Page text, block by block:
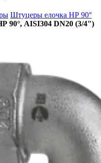
Штуцеры елочка НР 90°
90°, AISI304 DN20 (3/4")